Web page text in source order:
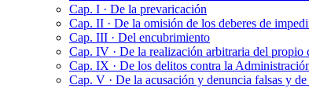
Cap. I · De la prevaricación
Cap. II · De la omisión de los deberes de
Cap. III · Del encubrimiento
Cap. IV · De la realización arbitraria del propio
Cap. IX · De los delitos contra la
Cap. V · De la acusación y denuncia falsas y